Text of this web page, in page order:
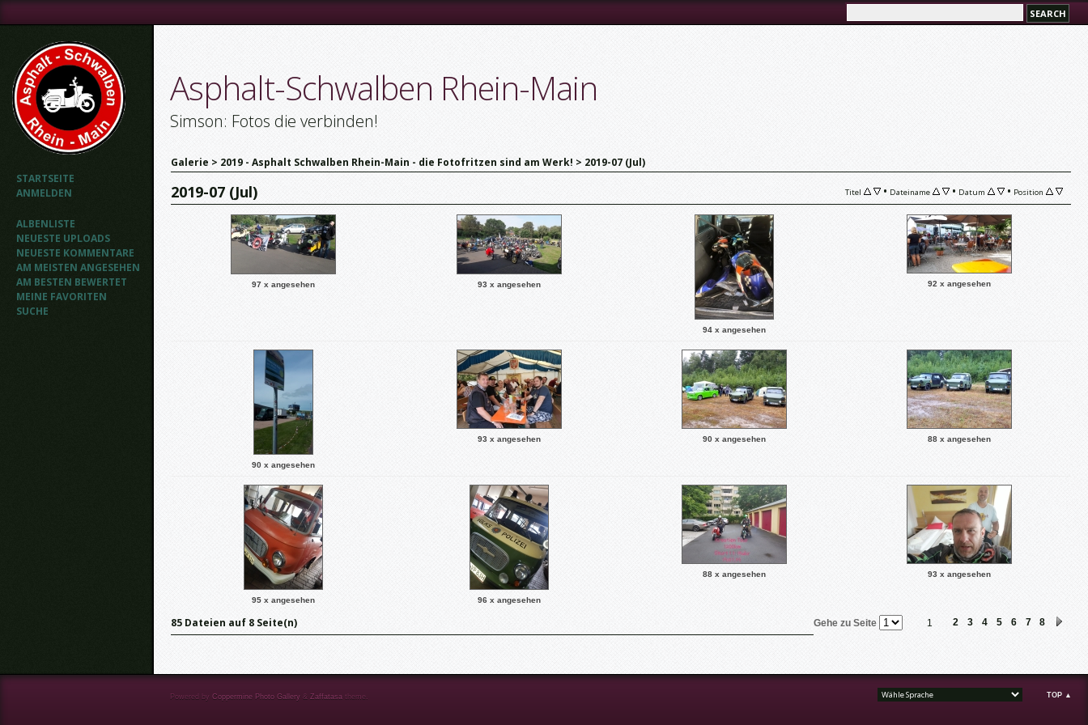
STARTSEITE
ANMELDEN
ALBENLISTE
NEUESTE UPLOADS
NEUESTE KOMMENTARE
AM MEISTEN ANGESEHEN
AM BESTEN BEWERTET
MEINE FAVORITEN
SUCHE
Asphalt-Schwalben Rhein-Main
Simson: Fotos die verbinden!
Galerie > 2019 - Asphalt Schwalben Rhein-Main - die Fotofritzen sind am Werk! > 2019-07 (Jul)
2019-07 (Jul) Titel • Dateiname • Datum • Position
97 x angesehen 93 x angesehen
94 x angesehen
92 x angesehen
90 x angesehen
93 x angesehen 90 x angesehen 88 x angesehen
95 x angesehen 96 x angesehen
88 x angesehen 93 x angesehen
85 Dateien auf 8 Seite(n) Gehe zu Seite 1 2 3 4 5 6 7 8
TOP ▲
Powered by Coppermine Photo Gallery & Zaffatasa theme.